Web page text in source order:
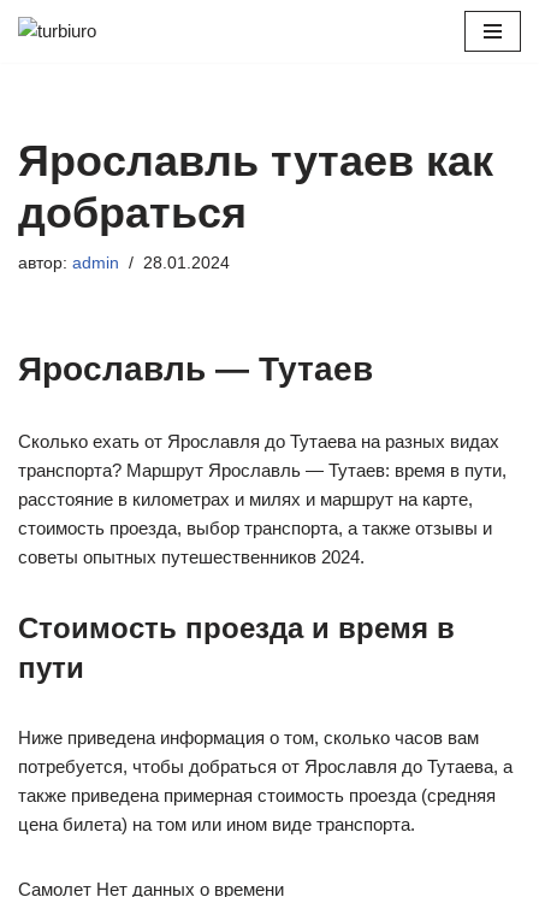
Ярославль тутаев как
добраться
автор: admin 28.01.2024
Ярославль — Тутаев
Сколько ехать от Ярославля до Тутаева на разных видах
транспорта? Маршрут Ярославль — Тутаев: время в пути,
расстояние в километрах и милях и маршрут на карте,
стоимость проезда, выбор транспорта, а также отзывы и
советы опытных путешественников 2024.
Стоимость проезда и время в
пути
Ниже приведена информация о том, сколько часов вам
потребуется, чтобы добраться от Ярославля до Тутаева, а
также приведена примерная стоимость проезда (средняя
цена билета) на том или ином виде транспорта.
Самолет Нет данных о времени